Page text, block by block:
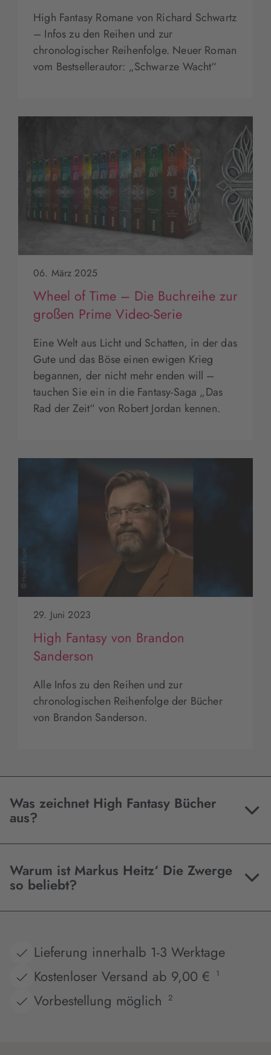
High Fantasy Romane von Richard Schwartz
– Infos zu den Reihen und zur
chronologischer Reihenfolge. Neuer Roman
vom Bestsellerautor: „Schwarze Wacht“
06. März 2025
Wheel of Time – Die Buchreihe zur
großen Prime Video-Serie
Eine Welt aus Licht und Schatten, in der das
Gute und das Böse einen ewigen Krieg
begannen, der nicht mehr enden will –
tauchen Sie ein in die Fantasy-Saga „Das
Rad der Zeit“ von Robert Jordan kennen.
29. Juni 2023
High Fantasy von Brandon
Sanderson
Alle Infos zu den Reihen und zur
chronologischen Reihenfolge der Bücher
von Brandon Sanderson.
Was zeichnet High Fantasy Bücher
aus?
Warum ist Markus Heitz‘ Die Zwerge
so beliebt?
Lieferung innerhalb 1-3 Werktage
Kostenloser Versand ab 9,00 €
1
Vorbestellung möglich 2